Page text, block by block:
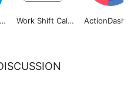
File Manager Work Shift Calendar ActionDash